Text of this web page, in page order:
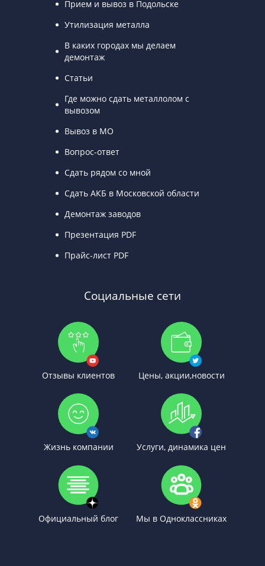
Прием и вывоз в Подольске
Утилизация металла
В каких городах мы делаем
демонтаж
Статьи
Где можно сдать металлолом с
вывозом
Вывоз в МО
Вопрос-ответ
Сдать рядом со мной
Сдать АКБ в Московской области
Демонтаж заводов
Презентация PDF
Прайс-лист PDF
Социальные сети
Отзывы клиентов Цены, акции,новости
Жизнь компании Услуги, динамика цен
Официальный блог Мы в Одноклассниках